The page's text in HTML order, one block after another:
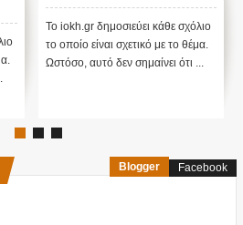
Το iokh.gr δημοσιεύει κάθε σχόλιο
το οποίο είναι σχετικό με το θέμα.
Ωστόσο, αυτό δεν σημαίνει ότι ...
Το
το οποίο
Ωστόσο,
Blogger Facebook